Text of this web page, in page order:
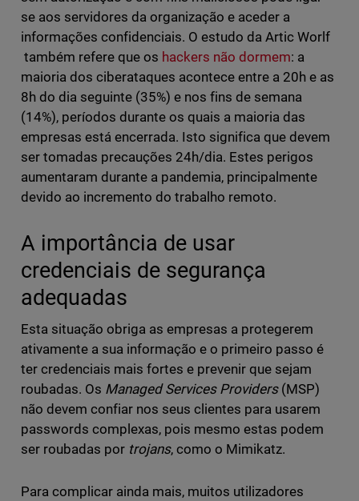
se aos servidores da organização e aceder a
informações confidenciais. O estudo da Artic Worlf
também refere que os hackers não dormem: a
maioria dos ciberataques acontece entre a 20h e as
8h do dia seguinte (35%) e nos fins de semana
(14%), períodos durante os quais a maioria das
empresas está encerrada. Isto significa que devem
ser tomadas precauções 24h/dia. Estes perigos
aumentaram durante a pandemia, principalmente
devido ao incremento do trabalho remoto.
A importância de usar
credenciais de segurança
adequadas
Esta situação obriga as empresas a protegerem
ativamente a sua informação e o primeiro passo é
ter credenciais mais fortes e prevenir que sejam
roubadas. Os Managed Services Providers(MSP)
não devem confiar nos seus clientes para usarem
passwords complexas, pois mesmo estas podem
ser roubadas por trojans, como o Mimikatz.
Para complicar ainda mais, muitos utilizadores